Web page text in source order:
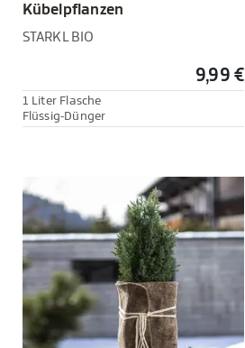
Kübelpflanzen
STARKL BIO
9,99 €
1 Liter Flasche
Flüssig-Dünger